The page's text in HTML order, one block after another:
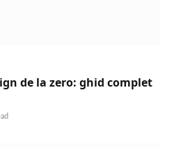
de la zero: ghid complet